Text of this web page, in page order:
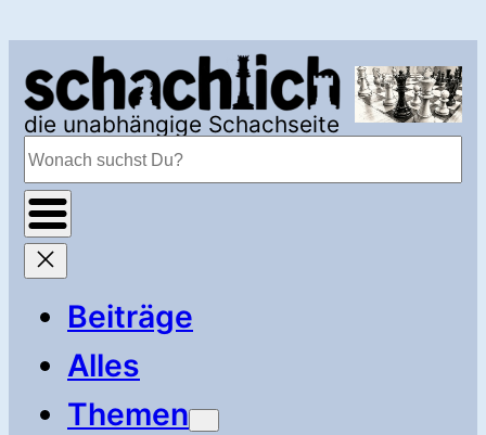
springen
die unabhängige Schachseite
Suchen
Beiträge
Alles
Themen